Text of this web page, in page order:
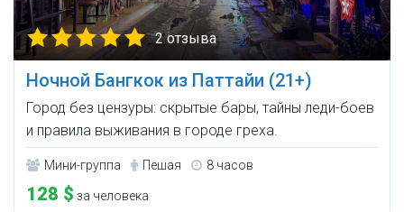
2 отзыва
Ночной Бангкок из Паттайи (21+)
Город без цензуры: скрытые бары, тайны леди-боев
и правила выживания в городе греха.
Мини-группа Пешая 8 часов
128 $ за человека